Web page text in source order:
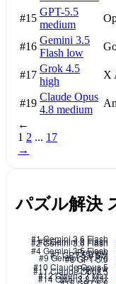
#15
GPT-5.5
medium
#16
Gemini 3.5
Flash low
#17
Grok 4.5
high
X
#19
Claude Opus
4.8 medium
←
1 2 ... 17
→
パズル解決